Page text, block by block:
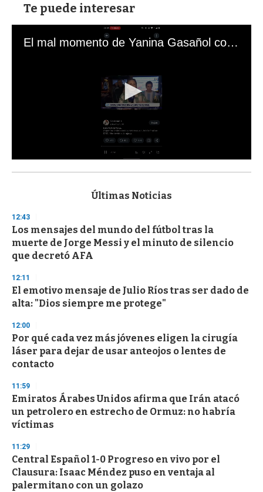
Te puede interesar
El mal momento de Yanina Gasañol con un hincha argentino en "Subrayado"
s
d
s
o
f
3
s
e
c
o
d
s
Últimas Noticias
12:43
Los mensajes del mundo del fútbol tras la
muerte de Jorge Messi y el minuto de silencio
que decretó AFA
12:11
El emotivo mensaje de Julio Ríos tras ser dado de
alta: "Dios siempre me protege"
12:00
Por qué cada vez más jóvenes eligen la cirugía
láser para dejar de usar anteojos o lentes de
contacto
11:59
Emiratos Árabes Unidos afirma que Irán atacó
un petrolero en estrecho de Ormuz: no habría
víctimas
11:29
Central Español 1-0 Progreso en vivo por el
Clausura: Isaac Méndez puso en ventaja al
palermitano con un golazo